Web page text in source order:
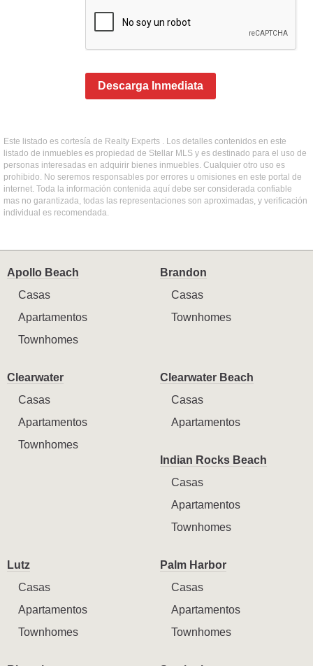
Descarga Inmediata
Este listado es cortesía de Realty Experts . Los detalles contenidos en este
listado de inmuebles es propiedad de Stellar MLS y es destinado para el uso de
personas interesadas en adquirir bienes inmuebles. Cualquier otro uso es
prohibido. No seremos responsables por errores u omisiones en este portal de
internet. Toda la información contenida aquí debe ser considerada confiable
mas no garantizada, todas las representaciones son aproximadas, y verificación
individual es recomendada.
Apollo Beach
Casas
Apartamentos
Townhomes
Brandon
Casas
Townhomes
Clearwater
Casas
Apartamentos
Townhomes
Clearwater Beach
Casas
Apartamentos
Indian Rocks Beach
Casas
Apartamentos
Townhomes
Lutz
Casas
Apartamentos
Townhomes
Palm Harbor
Casas
Apartamentos
Townhomes